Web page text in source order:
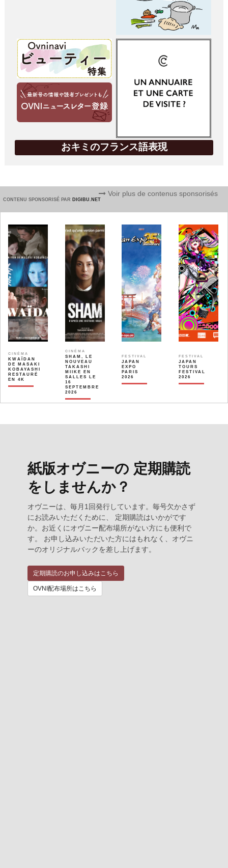
おキミのフランス語表現
CONTENU SPONSORISÉ PAR DIGIBU.NET
Voir plus de contenus sponsorisés
CINÉMA
KWAÏDAN
DE MASAKI
KOBAYASHI
RESTAURÉ
EN 4K
CINÉMA
SHAM, LE
NOUVEAU
TAKASHI
MIIKE EN
SALLES LE
16
SEPTEMBRE
2026
FESTIVAL
JAPAN
EXPO
PARIS
2026
FESTIVAL
JAPAN
TOURS
FESTIVAL
2026
紙版オヴニーの 定期購読
をしませんか？
オヴニーは、毎月1回発行しています。毎号欠かさず
にお読みいただくために、 定期購読はいかがです
か。お近くにオヴニー配布場所がない方にも便利で
す。 お申し込みいただいた方にはもれなく、オヴニ
ーのオリジナルバックを差し上げます。
定期購読のお申し込みはこちら
OVNI配布場所はこちら